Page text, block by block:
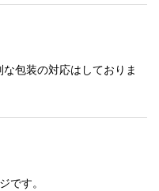
包装の対応はしておりま
です。